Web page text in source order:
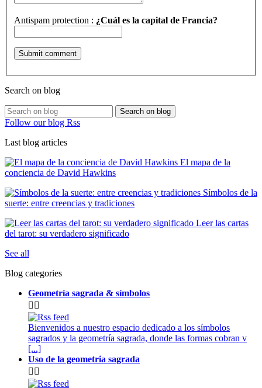
Antispam protection : ¿Cuál es la capital de Francia?
Search on blog
Search on blog
Follow our blog Rss
Last blog articles
El mapa de la
conciencia de David Hawkins
Símbolos de la
suerte: entre creencias y tradiciones
Leer las cartas
del tarot: su verdadero significado
See all
Blog categories
Geometría sagrada & símbolos
 
Bienvenidos a nuestro espacio dedicado a los símbolos
sagrados y la geometría sagrada, donde las formas cobran v
[...]
Uso de la geometria sagrada
 